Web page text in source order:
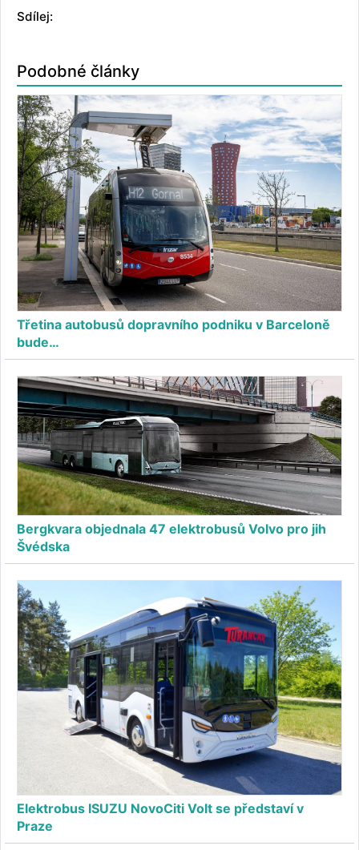
Sdílej:
Podobné články
Třetina autobusů dopravního podniku v Barceloně
bude…
Bergkvara objednala 47 elektrobusů Volvo pro jih
Švédska
Elektrobus ISUZU NovoCiti Volt se představí v
Praze